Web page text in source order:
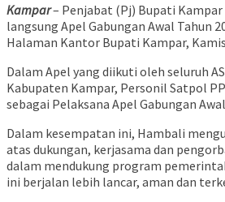
Kampar– Penjabat (Pj) Bupati
langsung Apel Gabungan Awal Tahun
Halaman Kantor Bupati Kampar,
Dalam Apel yang diikuti oleh seluruh
Kabupaten Kampar, Personil Satpol
sebagai Pelaksana Apel Gabungan
Dalam kesempatan ini, Hambali
atas dukungan, kerjasama dan
dalam mendukung program
ini berjalan lebih lancar, aman dan